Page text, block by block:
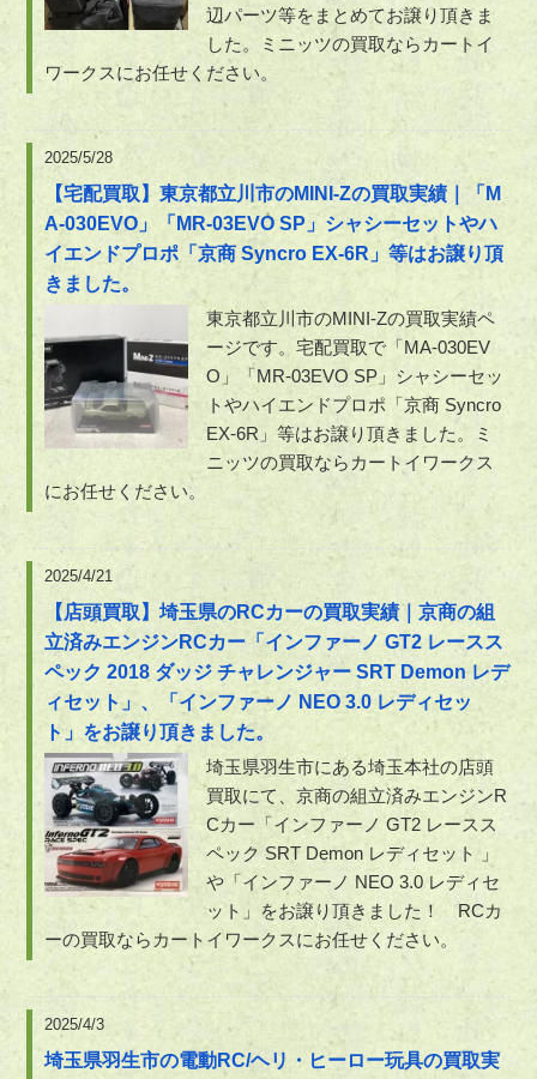
辺パーツ等をまとめてお譲り頂きま
した。ミニッツの買取ならカートイ
ワークスにお任せください。
2025/5/28
【宅配買取】東京都立川市のMINI-Zの買取実績｜「M
A-030EVO」「MR-03EVO SP」シャシーセットやハ
イエンドプロポ「京商 Syncro EX-6R」等はお譲り頂
きました。
東京都立川市のMINI-Zの買取実績ペ
ージです。宅配買取で「MA-030EV
O」「MR-03EVO SP」シャシーセッ
トやハイエンドプロポ「京商 Syncro
EX-6R」等はお譲り頂きました。ミ
ニッツの買取ならカートイワークス
にお任せください。
2025/4/21
【店頭買取】埼玉県のRCカーの買取実績｜京商の組
立済みエンジンRCカー「インファーノ GT2 レースス
ペック 2018 ダッジ チャレンジャー SRT Demon レデ
ィセット」、「インファーノ NEO 3.0 レディセッ
ト」をお譲り頂きました。
埼玉県羽生市にある埼玉本社の店頭
買取にて、京商の組立済みエンジンR
Cカー「インファーノ GT2 レースス
ペック SRT Demon レディセット 」
や「インファーノ NEO 3.0 レディセ
ット」をお譲り頂きました！ RCカ
ーの買取ならカートイワークスにお任せください。
2025/4/3
埼玉県羽生市の電動RC/ヘリ・ヒーロー玩具の買取実